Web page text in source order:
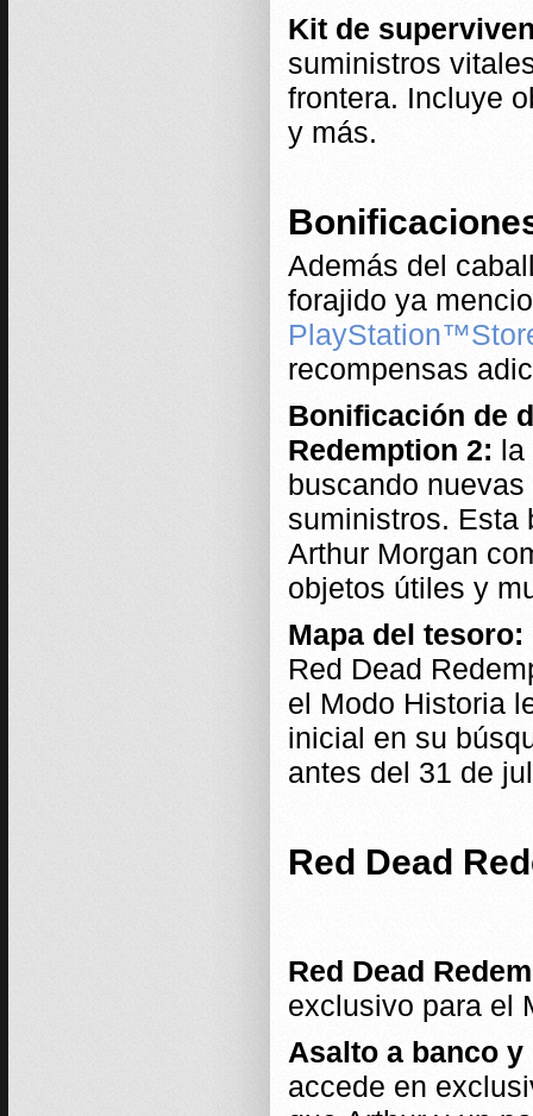
Kit de
suministros
frontera. Incluye
y más.
Además del
forajido ya
recompensas
Bonificación de
Redemption 2: la
buscando
suministros. Esta
Arthur Morgan
objetos útiles y
Mapa del tesoro:
Red Dead
el Modo Historia
inicial en su
antes del 31 de
Red Dead
Red Dead
exclusivo para el
Asalto a banco
accede en